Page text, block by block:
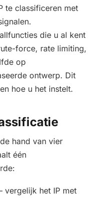
te classificeren met
die u al kent
force, rate limiting,
op
ontwerp. Dit
hoe u het instelt.
hand van vier
één
vergelijk het IP met